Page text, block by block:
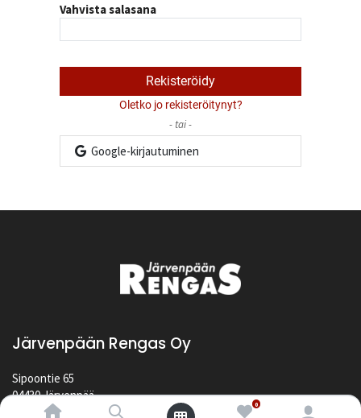
0
Vahvista salasana
Rekisteröidy
Oletko jo rekisteröitynyt?
- tai -
Google-kirjautuminen
Järvenpään Rengas Oy
Sipoontie 65
04430 Järvenpää